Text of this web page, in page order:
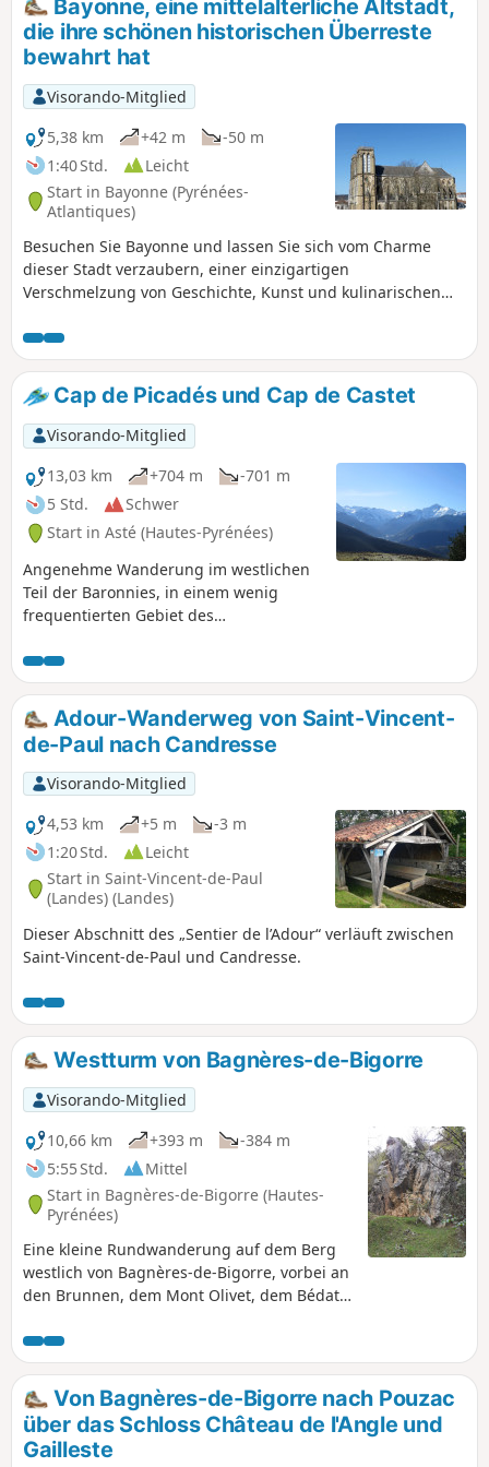
nebeneinander liegen. Manche werden dies als zu
straßenlastig empfinden, aber man darf auf Straßen gehen,
solange diese nicht zu stark begehen sind.
Bayonne, eine mittelalterliche Altstadt,
die ihre schönen historischen Überreste
bewahrt hat
Visorando-Mitglied
5,38 km
+42 m
-50 m
1:40 Std.
Leicht
Start in Bayonne (Pyrénées-
Atlantiques)
Besuchen Sie Bayonne und lassen Sie sich vom Charme
dieser Stadt verzaubern, einer einzigartigen
Verschmelzung von Geschichte, Kunst und kulinarischen
und Geschichte, die stolz als Hauptstadt des französischen
Baskenlandes bezeichnet wird. Kunst und Kultur blühen in
den Straßen und prägen das Stadtbild. Als wahres
Feinschmeckerziel ist die Stadt sowohl als französische
Hauptstadt der Schokolade als auch als Heimat des
berühmten Bayonne-Schinkens bekannt. An jeder
Straßenecke offenbart sich eine reiche Geschichte, die sich
in symbolträchtigen Denkmälern wie der Kathedrale Sainte-
Marie, den Stadtmauern und den Kasematten
widerspiegelt…
Cap de Picadés und Cap de Castet
Visorando-Mitglied
13,03 km
+704 m
-701 m
5 Std.
Schwer
Start in Asté (Hautes-Pyrénées)
Angenehme Wanderung im westlichen
Teil der Baronnies, in einem wenig
frequentierten Gebiet des
Pyrénées. Diese einfache Route ist zu
jeder Jahreszeit begehbar, eignet sich
jedoch ideal für
Schneeschuhwanderungen kurz nach
einem Schneefall in mittleren
Höhenlagen, insbesondere wenn im
Hochgebirge Lawinengefahr besteht.
Wunderschöner Blick auf die Bergkette,
insbesondere auf den Montaigu, den Pic
du Midi de Bigorre und die Täler des
oberen Adour.
Adour-Wanderweg von Saint-Vincent-
de-Paul nach Candresse
Visorando-Mitglied
4,53 km
+5 m
-3 m
1:20 Std.
Leicht
Start in Saint-Vincent-de-Paul
(Landes) (Landes)
Dieser Abschnitt des „Sentier de l’Adour“ verläuft zwischen
Saint-Vincent-de-Paul und Candresse.
Westturm von Bagnères-de-Bigorre
Visorando-Mitglied
10,66 km
+393 m
-384 m
5:55 Std.
Mittel
Start in Bagnères-de-Bigorre (Hautes-
Pyrénées)
Eine kleine Rundwanderung auf dem Berg
westlich von Bagnères-de-Bigorre, vorbei an
den Brunnen, dem Mont Olivet, dem Bédat
Jungfrau.Rückweg über das Croix de Manse,
die Allée Dramatique und die Allée de
Maintenon.Sehr schöne Aussicht an der
Orientierungstafel des Bédat und auf dem
Rückweg über die Allée de Maintenon.
Von Bagnères-de-Bigorre nach Pouzac
über das Schloss Château de l'Angle und
Gailleste